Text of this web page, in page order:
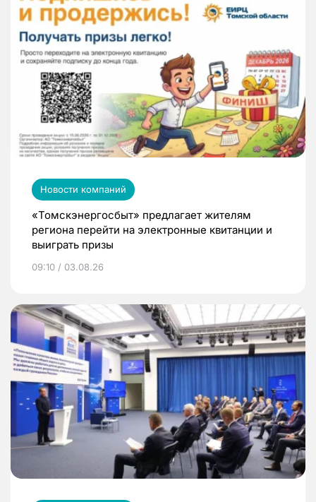
Новости компаний
«Томскэнергосбыт» предлагает жителям
региона перейти на электронные квитанции и
выиграть призы
09:10 / 03.08.26